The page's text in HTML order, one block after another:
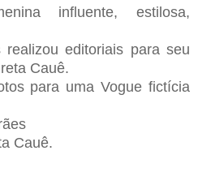
influente, estilosa,
realizou editoriais para seu
Cauê.
para uma Vogue fictícia
Cauê.